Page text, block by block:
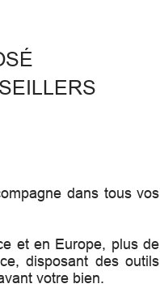
dans tous vos
et en Europe, plus de
disposant des outils
votre bien.